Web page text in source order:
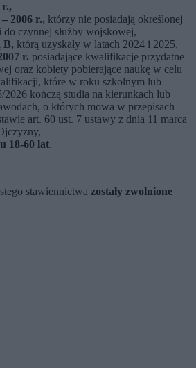
r.,
2006 r., którzy nie posiadają określonej
do czynnej służby wojskowej,
B, którą uzyskały w latach 2024 i 2025,
r. posiadające kwalifikacje przydatne
oraz kobiety pobierające naukę w celu
które w roku szkolnym lub
2026 kończą studia na kierunkach lub
o których mowa w przepisach
art. 60 ust. 7 ustawy z dnia 11 marca
18-60 lat.
stawiennictwa zostały zwolnione